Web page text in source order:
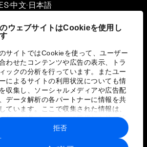
ウェブサイトはCookieを使用し
サイトではCookieを使って、ユーザー
わせたコンテンツや広告の表示、トラ
ックの分析を行っています。またユー
によるサイトの利用状況についても情
収集し、ソーシャルメディアや広告配
データ解析の各パートナーに情報を共
ています。ここで収集された情報は、
ーザーが各パートナーに提供した他の情
各パートナーのサービスを使用した際
集された情報と組み合わされ、各パー
拒否
ES▪中文▪ 日本語